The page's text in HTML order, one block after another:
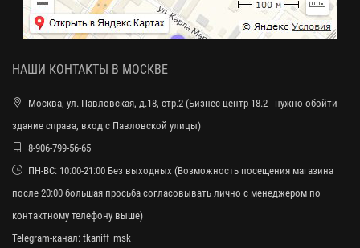
НАШИ КОНТАКТЫ В МОСКВЕ
Москва, ул. Павловская, д.18, стр.2 (Бизнес-центр 18.2 - нужно обойти
здание справа, вход с Павловской улицы)
8-906-799-56-65
ПН-ВС: 10:00-21:00 Без выходных (Возможность посещения магазина
после 20:00 большая просьба согласовывать лично с менеджером по
контактному телефону выше)
Telegram-канал: tkaniff_msk